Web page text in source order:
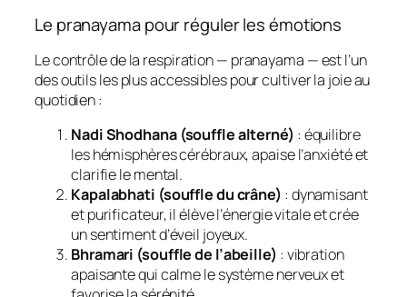
Le pranayama pour réguler les émotions
Le contrôle de la respiration — pranayama — est l’un
des outils les plus accessibles pour cultiver la joie au
quotidien :
Nadi Shodhana (souffle alterné) : équilibre
les hémisphères cérébraux, apaise l’anxiété et
clarifie le mental.
Kapalabhati (souffle du crâne) : dynamisant
et purificateur, il élève l’énergie vitale et crée
un sentiment d’éveil joyeux.
Bhramari (souffle de l’abeille) : vibration
apaisante qui calme le système nerveux et